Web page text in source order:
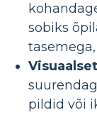
sobiks
pildid või